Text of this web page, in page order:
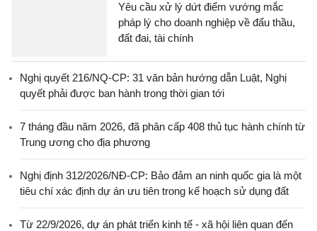
Yêu cầu xử lý dứt điểm vướng mắc
pháp lý cho doanh nghiệp về đấu thầu,
đất đai, tài chính
Nghị quyết 216/NQ-CP: 31 văn bản hướng dẫn Luật, Nghị
quyết phải được ban hành trong thời gian tới
7 tháng đầu năm 2026, đã phân cấp 408 thủ tục hành chính từ
Trung ương cho địa phương
Nghị định 312/2026/NĐ-CP: Bảo đảm an ninh quốc gia là một
tiêu chí xác định dự án ưu tiên trong kế hoạch sử dụng đất
Từ 22/9/2026, dự án phát triển kinh tế - xã hội liên quan đến